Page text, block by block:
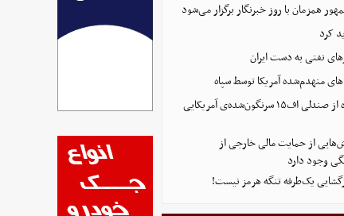
همزمان با روز خبرنگار برگزار می‌شود
کرد
منهدم‌شده آمریکا توسط سپاه
تصویر تازه منتشر شده از صندلی اف۱۵ سرنگون‌شده‌ی آمریکایی
از حمایت مالی خارجی از
وجود دارد
یک‌طرفه تنگه هرمز نیست!